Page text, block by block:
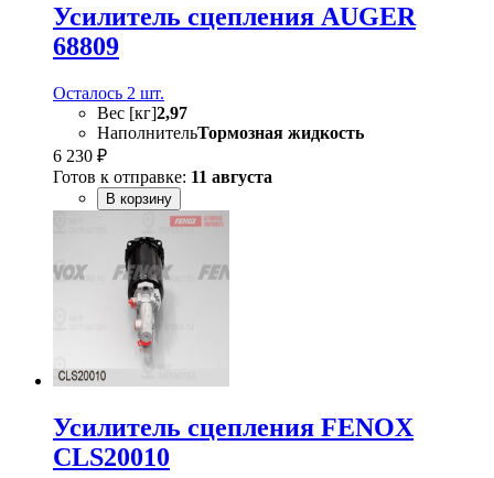
Усилитель сцепления AUGER
68809
Осталось 2 шт.
Вес [кг]2,97
НаполнительТормозная жидкость
6 230 ₽
Готов к отправке: 11 августа
В корзину
Усилитель сцепления FENOX
CLS20010